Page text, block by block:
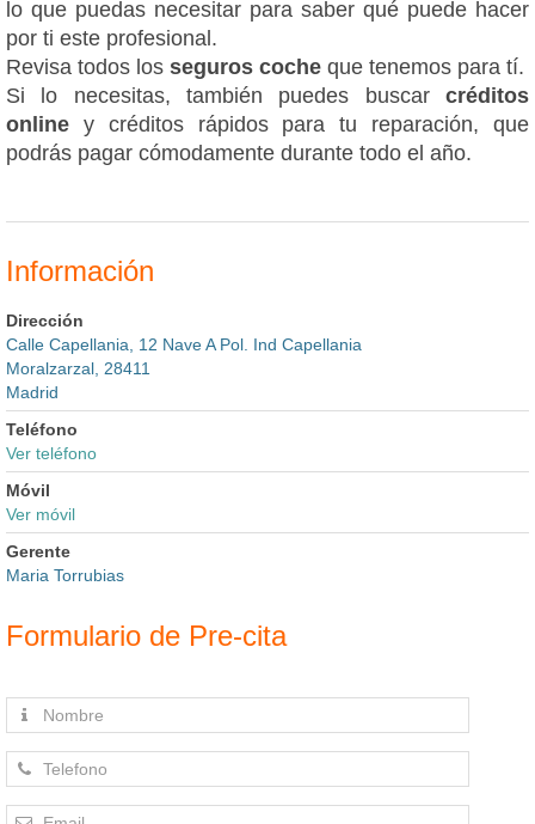
lo que puedas necesitar para saber qué puede hacer
por ti este profesional.
Revisa todos los seguros coche que tenemos para tí.
Si lo necesitas, también puedes buscar créditos
online y créditos rápidos para tu reparación, que
podrás pagar cómodamente durante todo el año.
Información
Dirección
Calle Capellania, 12 Nave A Pol. Ind Capellania
Moralzarzal, 28411
Madrid
Teléfono
Ver teléfono
Móvil
Ver móvil
Gerente
Maria Torrubias
Formulario de Pre-cita